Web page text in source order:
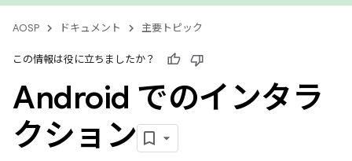
AOSP ドキュメント 主要トピック
この情報は役に立ちましたか？
Android でのインタラ
クション